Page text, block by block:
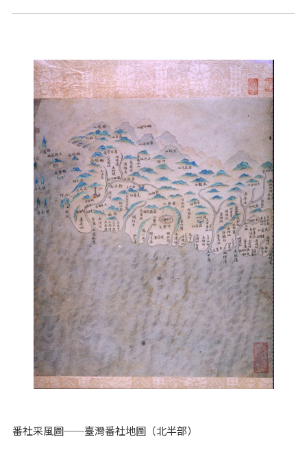
番社采風圖──臺灣番社地圖（北半部）